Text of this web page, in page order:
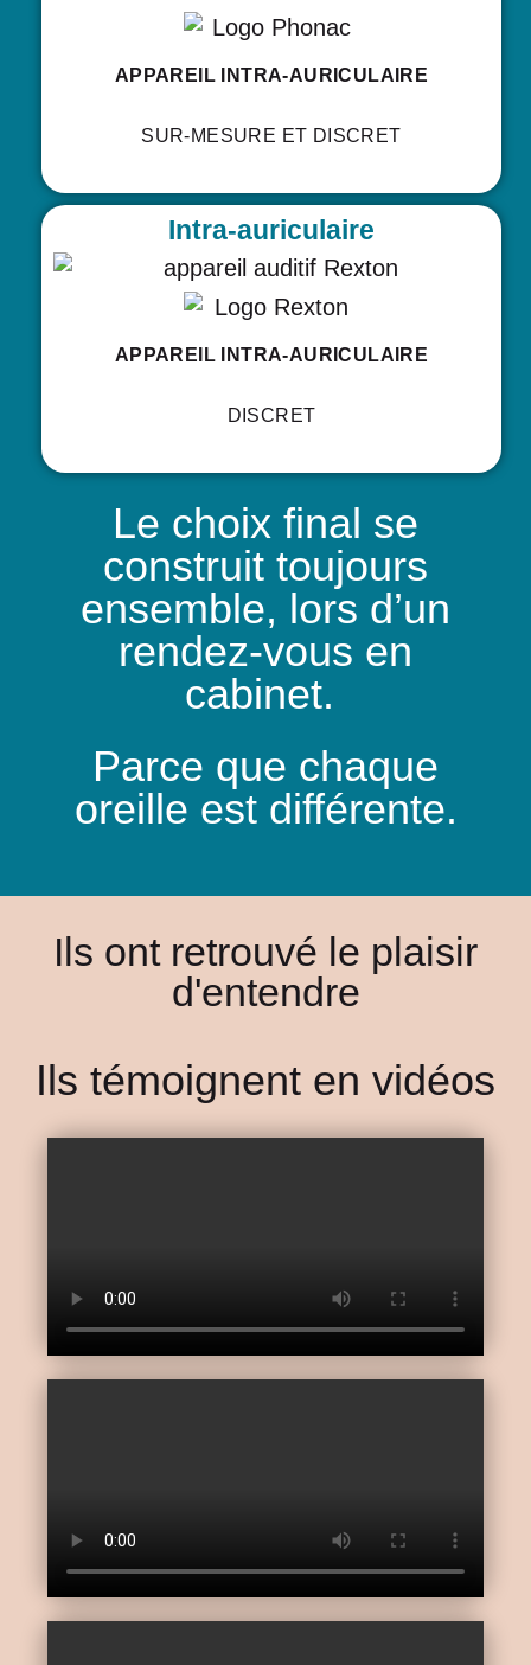
APPAREIL INTRA-AURICULAIRE
SUR-MESURE ET DISCRET
Intra-auriculaire
APPAREIL INTRA-AURICULAIRE
DISCRET
Le choix final se
construit toujours
ensemble, lors d’un
rendez-vous en
cabinet.
Parce que chaque
oreille est différente.
Ils ont retrouvé le plaisir
d'entendre
Ils témoignent en vidéos